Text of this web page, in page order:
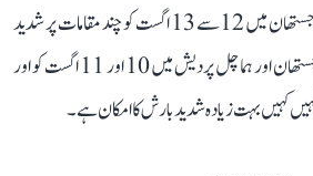
اگست کے دوران اور مشرقی راجستھان میں 12 سے 13 اگست کو چند مقامات پر شدید
بارش کا امکان ہے۔ مشرقی راجستھان اور ہماچل پردیش میں 10 اور 11 اگست کو اور